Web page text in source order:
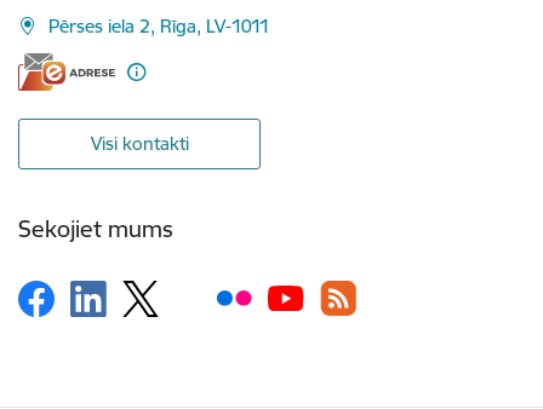
Pērses iela 2, Rīga, LV-1011
Visi kontakti
Sekojiet mums